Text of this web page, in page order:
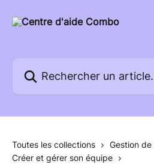
Toutes les collections
Gestion
Créer et gérer son équipe